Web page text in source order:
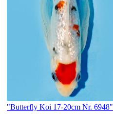
"Butterfly Koi 17-20cm Nr. 6948"